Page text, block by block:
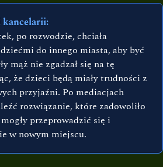
kancelarii:
po rozwodzie, chciała
do innego miasta, aby być
mąż nie zgadzał się na tę
że dzieci będą miały trudności z
przyjaźni. Po mediacjach
rozwiązanie, które zadowoliło
przeprowadzić się i
w nowym miejscu.